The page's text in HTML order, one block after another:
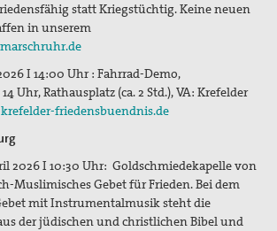
statt Kriegstüchtig. Keine neuen
in unserem
I 14:00 Uhr :Fahrrad-Demo,
Uhr, Rathausplatz (ca. 2 Std.), VA: Krefelder
krefelder-friedensbuendnis.de
2026 I 10:30 Uhr: Goldschmiedekapelle von
Muslimisches Gebet für Frieden.Bei dem
mit Instrumentalmusik steht die
der jüdischen und christlichen Bibel und